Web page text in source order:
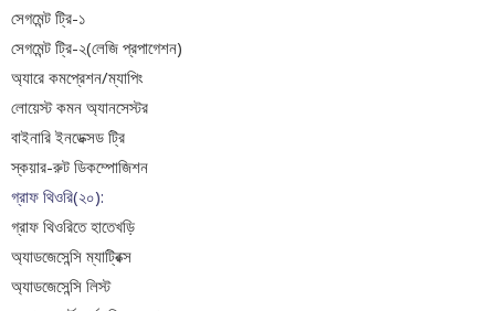
সেগমেন্ট ট্রি-১
সেগমেন্ট ট্রি-২(লেজি প্রপাগেশন)
অ্যারে কমপ্রেশন/ম্যাপিং
লোয়েস্ট কমন অ্যানসেস্টর
বাইনারি ইনডেক্সড ট্রি
স্কয়ার-রুট ডিকম্পোজিশন
গ্রাফ থিওরি(২০):
গ্রাফ থিওরিতে হাতেখড়ি
অ্যাডজেসেন্সি ম্যাট্রিক্স
অ্যাডজেসেন্সি লিস্ট